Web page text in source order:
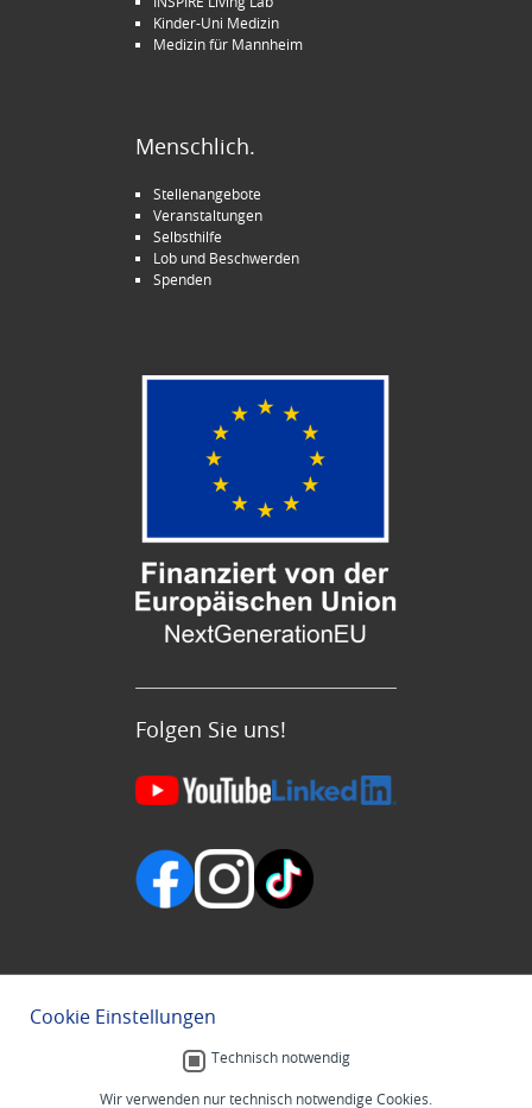
Kinder-Uni Medizin
Medizin für Mannheim
Menschlich.
Stellenangebote
Veranstaltungen
Selbsthilfe
Lob und Beschwerden
Spenden
Folgen Sie uns!
Cookie Einstellungen
Technisch notwendig
Wir verwenden nur technisch notwendige Cookies.